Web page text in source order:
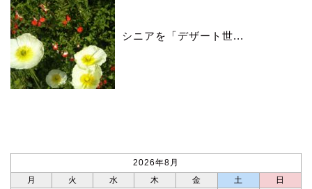
シニアを「デザート世...
2026年8月
月
火 水 木 金 土
日